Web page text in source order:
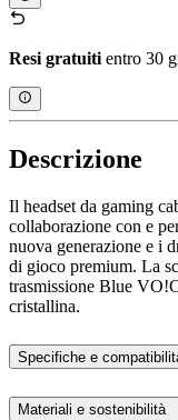
Resi gratuiti entro 30
Descrizione
Il headset da gaming
collaborazione con e
nuova generazione e i
di gioco premium. La
trasmissione Blue
cristallina.
Specifiche e
Materiali e sostenibilità